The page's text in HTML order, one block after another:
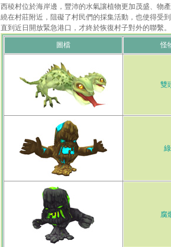
西稜村位於海岸邊，豐沛的水氣讓植物更加茂盛、物
繞在村莊附近，阻礙了村民們的採集活動，也使得受
直到近日開放緊急港口，才終於恢復村子對外的聯繫。
圖檔 怪
雙
腐